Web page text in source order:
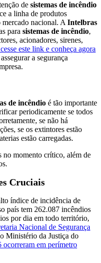
de sistemas de incêndio
a linha de produtos
mercado nacional. A Intelbras
para sistemas de incêndio,
acionadores, sirenes,
este link e conheça agora
a segurança
de incêndio é tão importante
periodicamente se todos
se não há
se os extintores estão
estão carregadas.
no momento crítico, além de
Cruciais
índice de incidência de
país tem 262.087 incêndios
por dia em todo território,
Nacional de Segurança
Ministério da Justiça do
ocorreram em perímetro